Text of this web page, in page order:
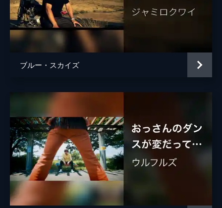
ブルー・スカイズ